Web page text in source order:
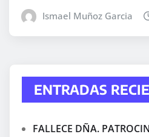
Ismael Muñoz Garcia
ENTRADAS
FALLECE DÑA.